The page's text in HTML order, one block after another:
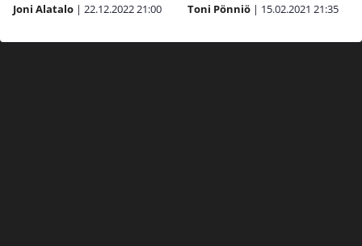
Joni Alatalo | 22.12.202221:00 Toni Pönniö | 15.02.2021 21:35